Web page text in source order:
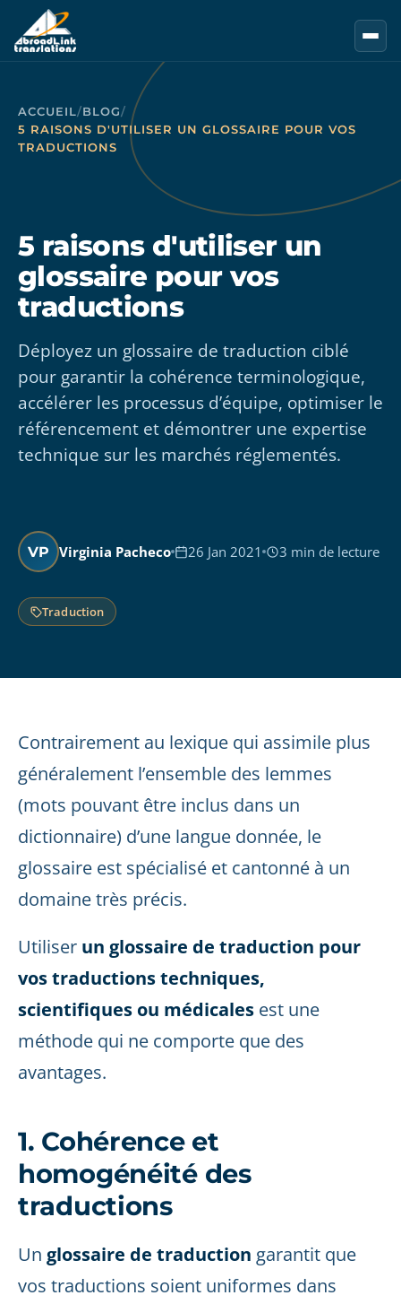
Aller au contenu principal
ACCUEIL/BLOG/
5 RAISONS D'UTILISER UN GLOSSAIRE POUR VOS
TRADUCTIONS
5 raisons d'utiliser un
glossaire pour vos
traductions
Déployez un glossaire de traduction ciblé
pour garantir la cohérence terminologique,
accélérer les processus d’équipe, optimiser le
référencement et démontrer une expertise
technique sur les marchés réglementés.
VP Virginia Pacheco 26 Jan 2021 3 min de lecture
Traduction
Contrairement au lexique qui assimile plus
généralement l’ensemble des lemmes
(mots pouvant être inclus dans un
dictionnaire) d’une langue donnée, le
glossaire est spécialisé et cantonné à un
domaine très précis.
Utiliser un glossaire de traduction pour
vos traductions techniques,
scientifiques ou médicales est une
méthode qui ne comporte que des
avantages.
1. Cohérence et
homogénéité des
traductions
Un glossaire de traduction garantit que
vos traductions soient uniformes dans